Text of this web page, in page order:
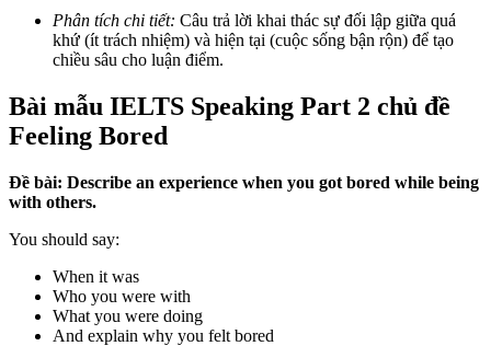
Phân tích chi tiết: Câu trả lời khai thác sự đối lập giữa quá
khứ (ít trách nhiệm) và hiện tại (cuộc sống bận rộn) để tạo
chiều sâu cho luận điểm.
Bài mẫu IELTS Speaking Part 2 chủ đề
Feeling Bored
Đề bài: Describe an experience when you got bored while being
with others.
You should say:
When it was
Who you were with
What you were doing
And explain why you felt bored